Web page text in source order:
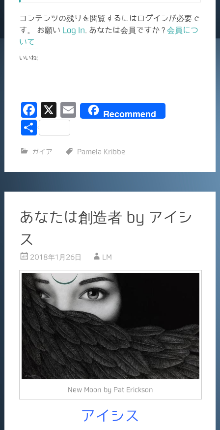
コンテンツの残りを閲覧するにはログインが必要で
す。 お願い Log In . あなたは会員ですか ? 会員につ
いて
いいね:
F
a
e
b
o
k
X
E
l
Recommend
共
ガイア Pamela Kribbe
あなたは創造者 by アイシ
ス
2018年1月26日 LM
New Moon by Pat Erickson
アイシス